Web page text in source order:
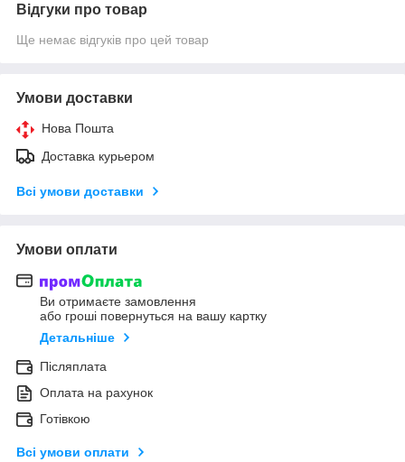
Відгуки про товар
Ще немає відгуків про цей товар
Умови доставки
Нова Пошта
Доставка курьером
Всі умови доставки
Умови оплати
Ви отримаєте замовлення
або гроші повернуться на вашу картку
Детальніше
Післяплата
Оплата на рахунок
Готівкою
Всі умови оплати